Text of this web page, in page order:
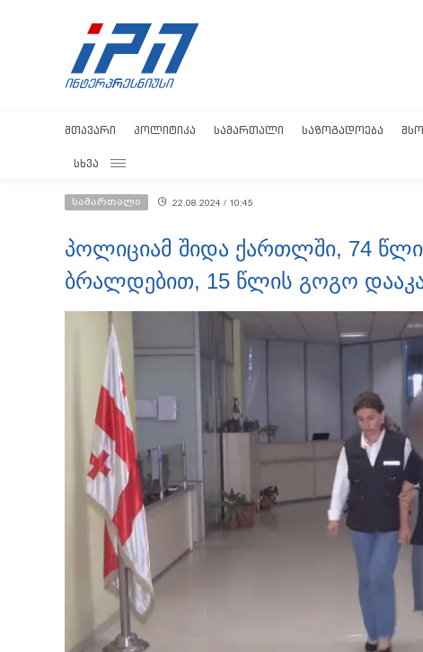
ᲛᲗᲐᲕᲐᲠᲘ ᲞᲝᲚᲘᲢᲘᲙᲐ ᲡᲐᲛᲐᲠᲗᲐᲚᲘ ᲡᲐᲖᲝᲒᲐᲓᲝᲔᲑᲐ
ᲡᲮᲕᲐ
სამართალი 22.08.2024 / 10:45
პოლიციამ შიდა ქართლში, 74
ბრალდებით, 15 წლის გოგო